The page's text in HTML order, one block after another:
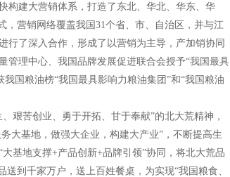
构建大营销体系，打造了东北、华北、华东、华
，营销网络覆盖我国31个省、市、自治区，并与江
行了深入合作，形成了以营销为主导，产加销协同
管理中心、我国品牌发展促进联合会授予“我国最具
国粮油榜“我国最具影响力粮油集团”和“我国粮油
苦创业、勇于开拓、甘于奉献”的北大荒精神，
大基地，做强大企业，构建大产业”，不断提高生
基地支撑+产品创新+品牌引领”协同，将北大荒品
到千家万户，送上百姓餐桌，为实现“我国粮食、